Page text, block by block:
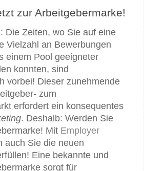
zur Arbeitgebermarke!
Die Zeiten, wo Sie auf eine
Vielzahl an Bewerbungen
einem Pool geeigneter
konnten, sind
vorbei! Dieser zunehmende
zum
erfordert ein konsequentes
. Deshalb: Werden Sie
Mit Employer
auch Sie die neuen
Eine bekannte und
sorgt für